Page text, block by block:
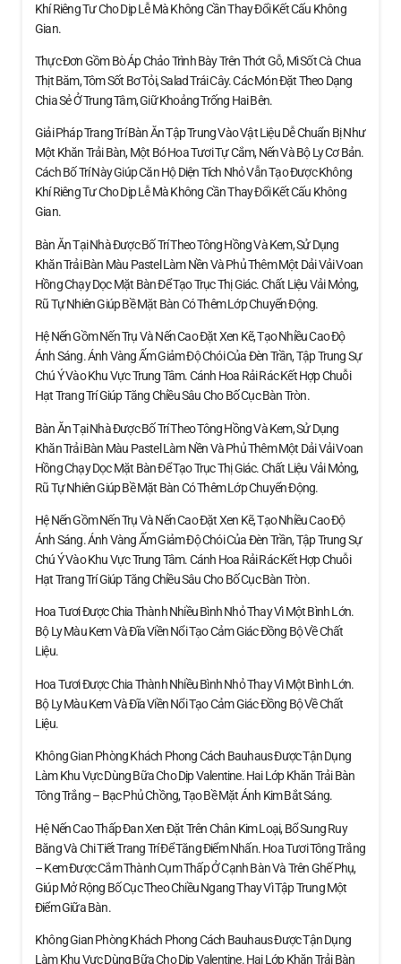
Khí Riêng Tư Cho Dịp Lễ Mà Không Cần Thay Đổi Kết Cấu Không
Gian.
Thực Đơn Gồm Bò Áp Chảo Trình Bày Trên Thớt Gỗ, Mì Sốt Cà Chua
Thịt Băm, Tôm Sốt Bơ Tỏi, Salad Trái Cây. Các Món Đặt Theo Dạng
Chia Sẻ Ở Trung Tâm, Giữ Khoảng Trống Hai Bên.
Giải Pháp Trang Trí Bàn Ăn Tập Trung Vào Vật Liệu Dễ Chuẩn Bị Như
Một Khăn Trải Bàn, Một Bó Hoa Tươi Tự Cắm, Nến Và Bộ Ly Cơ Bản.
Cách Bố Trí Này Giúp Căn Hộ Diện Tích Nhỏ Vẫn Tạo Được Không
Khí Riêng Tư Cho Dịp Lễ Mà Không Cần Thay Đổi Kết Cấu Không
Gian.
Bàn Ăn Tại Nhà Được Bố Trí Theo Tông Hồng Và Kem, Sử Dụng
Khăn Trải Bàn Màu Pastel Làm Nền Và Phủ Thêm Một Dải Vải Voan
Hồng Chạy Dọc Mặt Bàn Để Tạo Trục Thị Giác. Chất Liệu Vải Mỏng,
Rũ Tự Nhiên Giúp Bề Mặt Bàn Có Thêm Lớp Chuyển Động.
Hệ Nến Gồm Nến Trụ Và Nến Cao Đặt Xen Kẽ, Tạo Nhiều Cao Độ
Ánh Sáng. Ánh Vàng Ấm Giảm Độ Chói Của Đèn Trần, Tập Trung Sự
Chú Ý Vào Khu Vực Trung Tâm. Cánh Hoa Rải Rác Kết Hợp Chuỗi
Hạt Trang Trí Giúp Tăng Chiều Sâu Cho Bố Cục Bàn Tròn.
Bàn Ăn Tại Nhà Được Bố Trí Theo Tông Hồng Và Kem, Sử Dụng
Khăn Trải Bàn Màu Pastel Làm Nền Và Phủ Thêm Một Dải Vải Voan
Hồng Chạy Dọc Mặt Bàn Để Tạo Trục Thị Giác. Chất Liệu Vải Mỏng,
Rũ Tự Nhiên Giúp Bề Mặt Bàn Có Thêm Lớp Chuyển Động.
Hệ Nến Gồm Nến Trụ Và Nến Cao Đặt Xen Kẽ, Tạo Nhiều Cao Độ
Ánh Sáng. Ánh Vàng Ấm Giảm Độ Chói Của Đèn Trần, Tập Trung Sự
Chú Ý Vào Khu Vực Trung Tâm. Cánh Hoa Rải Rác Kết Hợp Chuỗi
Hạt Trang Trí Giúp Tăng Chiều Sâu Cho Bố Cục Bàn Tròn.
Hoa Tươi Được Chia Thành Nhiều Bình Nhỏ Thay Vì Một Bình Lớn.
Bộ Ly Màu Kem Và Đĩa Viền Nổi Tạo Cảm Giác Đồng Bộ Về Chất
Liệu.
Hoa Tươi Được Chia Thành Nhiều Bình Nhỏ Thay Vì Một Bình Lớn.
Bộ Ly Màu Kem Và Đĩa Viền Nổi Tạo Cảm Giác Đồng Bộ Về Chất
Liệu.
Không Gian Phòng Khách Phong Cách Bauhaus Được Tận Dụng
Làm Khu Vực Dùng Bữa Cho Dịp Valentine. Hai Lớp Khăn Trải Bàn
Tông Trắng – Bạc Phủ Chồng, Tạo Bề Mặt Ánh Kim Bắt Sáng.
Hệ Nến Cao Thấp Đan Xen Đặt Trên Chân Kim Loại, Bổ Sung Ruy
Băng Và Chi Tiết Trang Trí Để Tăng Điểm Nhấn. Hoa Tươi Tông Trắng
– Kem Được Cắm Thành Cụm Thấp Ở Cạnh Bàn Và Trên Ghế Phụ,
Giúp Mở Rộng Bố Cục Theo Chiều Ngang Thay Vì Tập Trung Một
Điểm Giữa Bàn.
Không Gian Phòng Khách Phong Cách Bauhaus Được Tận Dụng
Làm Khu Vực Dùng Bữa Cho Dịp Valentine. Hai Lớp Khăn Trải Bàn